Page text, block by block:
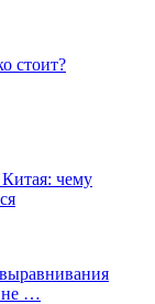
стоит?
чему
не …